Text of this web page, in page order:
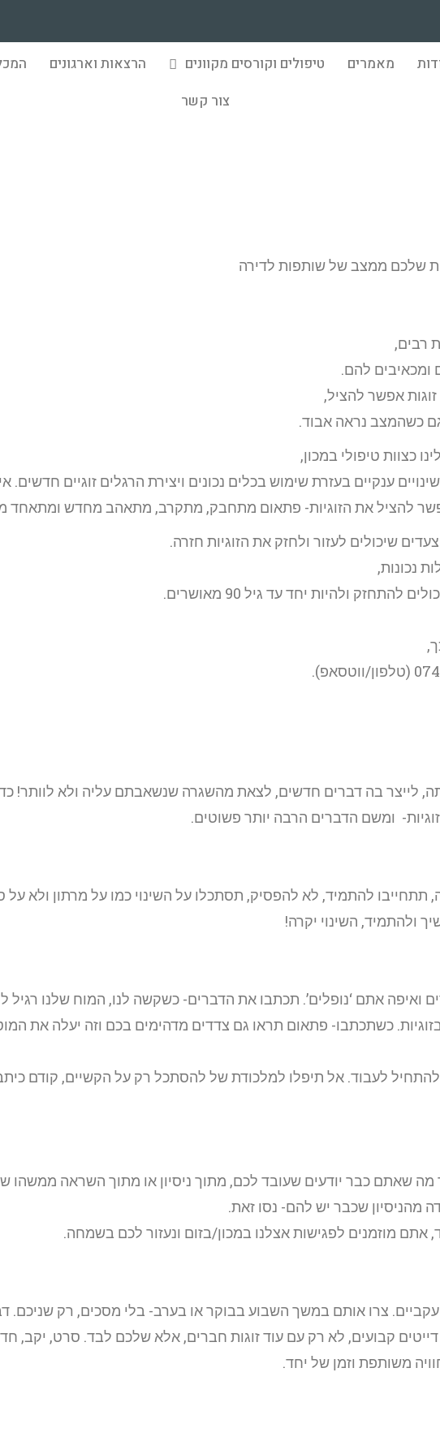
מאמרים טיפולים וקורסים מקוונים הרצאות וארגונים
צור קשר
שלכם ממצב של שותפות לדירה
רבים,
ומכאיבים להם.
אפשר להציל,
כשהמצב נראה אבוד.
כצוות טיפולי במכון,
ענקיים בעזרת שימוש בכלים נכונים ויצירת הרגלים זוגיים
להציל את הזוגיות- פתאום מתחבק, מתקרב, מתאהב מחדש ומתאחד
נכונות,
ולהיות יחד עד גיל 90 מאושרים.
לייצר בה דברים חדשים, לצאת מהשגרה שנשאבתם עליה ולא לוותר!
ומשם הדברים הרבה יותר פשוטים.
להתמיד, לא להפסיק, תסתכלו על השינוי כמו על מרתון ולא
ולהתמיד, השינוי יקרה!
ואיפה אתם ‘נופלים’. תכתבו את הדברים- כשקשה לנו, המוח שלנו רגיל
כשתכתבו- פתאום תראו גם צדדים מדהימים בכם וזה יעלה את
לעבוד. אל תיפלו למלכודת של להסתכל רק על הקשיים, קודם
שאתם כבר יודעים שעובד לכם, מתוך ניסיון או מתוך השראה ממשהו
מהניסיון שכבר יש להם- נסו זאת.
מוזמנים לפגישות אצלנו במכון/בזום ונעזור לכם בשמחה.
עקביים. צרו אותם במשך השבוע בבוקר או בערב- בלי מסכים, רק
קבועים, לא רק עם עוד זוגות חברים, אלא שלכם לבד. סרט, יקב,
משותפת וזמן של יחד.